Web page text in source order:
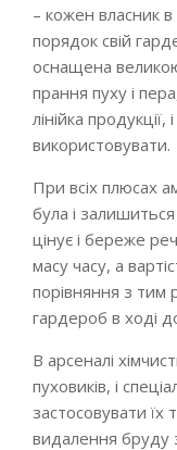
– кожен власник
порядок свій
оснащена
прання пуху і
лінійка
використовувати.
При всіх плюсах
була і
цінує і береже
масу часу, а
порівняння з тим
гардероб в ході
В арсеналі
пуховиків, і
застосовувати
видалення бруду